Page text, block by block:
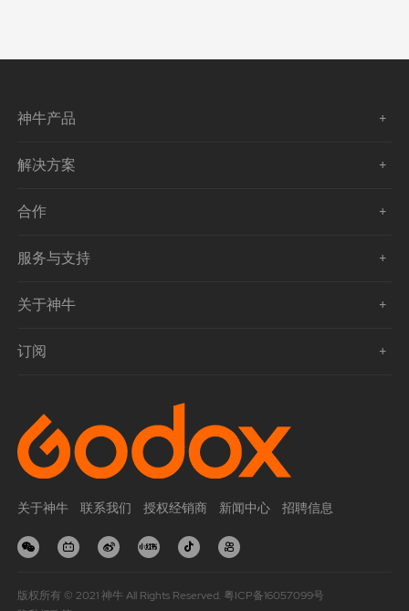
神牛产品
解决方案
合作
服务与支持
关于神牛
订阅
关于神牛 联系我们 授权经销商 新闻中心 招聘信息
版权所有 © 2021 神牛 All Rights Reserved.粤ICP备16057099号